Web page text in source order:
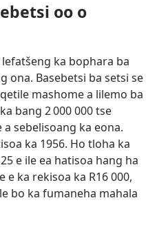
oo o
ka bophara ba
ona. Basebetsi ba setsi se
mashome a lilemo ba
bang 2 000 000 tse
sebelisoang ka eona.
ka 1956. Ho tloha ka
e ile ea hatisoa hang ha
ka rekisoa ka R16 000,
bo ka fumaneha mahala